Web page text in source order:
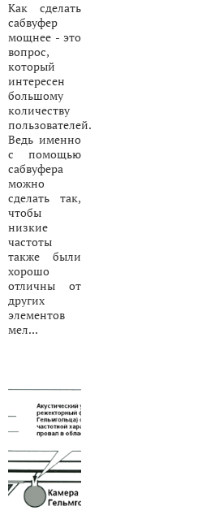
Как сделать
сабвуфер
мощнее - это
вопрос,
который
интересен
большому
количеству
пользователей.
Ведь именно
с помощью
сабвуфера
можно
сделать так,
чтобы
низкие
частоты
также были
хорошо
отличны от
других
элементов
мел...